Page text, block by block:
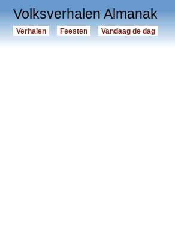
Volksverhalen Almanak
Verhalen Feesten Vandaag de dag